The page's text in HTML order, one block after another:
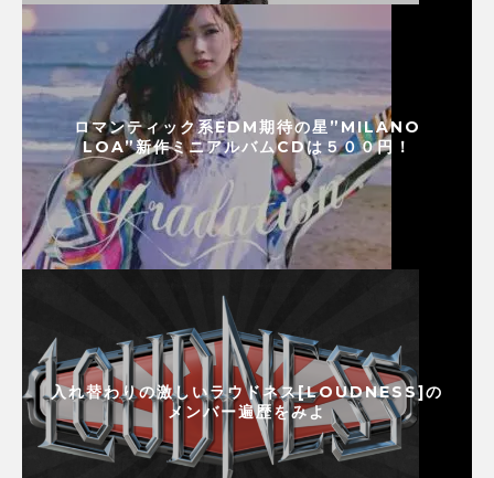
ロマンティック系EDM期待の星”MILANO
LOA”新作ミニアルバムCDは５００円！
入れ替わりの激しいラウドネス[LOUDNESS]の
メンバー遍歴をみよ